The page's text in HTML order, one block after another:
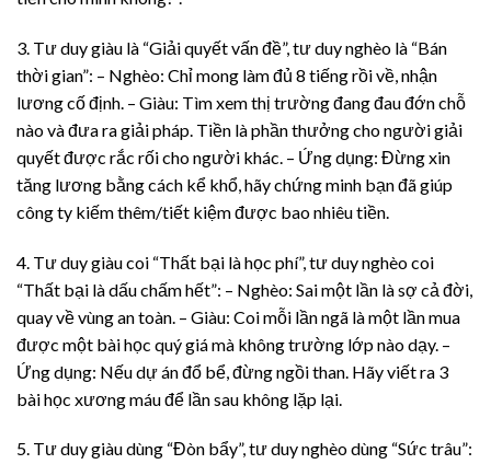
3. Tư duy giàu là “Giải quyết vấn đề”, tư duy nghèo là “Bán
thời gian”: – Nghèo: Chỉ mong làm đủ 8 tiếng rồi về, nhận
lương cố định. – Giàu: Tìm xem thị trường đang đau đớn chỗ
nào và đưa ra giải pháp. Tiền là phần thưởng cho người giải
quyết được rắc rối cho người khác. – Ứng dụng: Đừng xin
tăng lương bằng cách kể khổ, hãy chứng minh bạn đã giúp
công ty kiếm thêm/tiết kiệm được bao nhiêu tiền.
4. Tư duy giàu coi “Thất bại là học phí”, tư duy nghèo coi
“Thất bại là dấu chấm hết”: – Nghèo: Sai một lần là sợ cả đời,
quay về vùng an toàn. – Giàu: Coi mỗi lần ngã là một lần mua
được một bài học quý giá mà không trường lớp nào dạy. –
Ứng dụng: Nếu dự án đổ bể, đừng ngồi than. Hãy viết ra 3
bài học xương máu để lần sau không lặp lại.
5. Tư duy giàu dùng “Đòn bẩy”, tư duy nghèo dùng “Sức trâu”: